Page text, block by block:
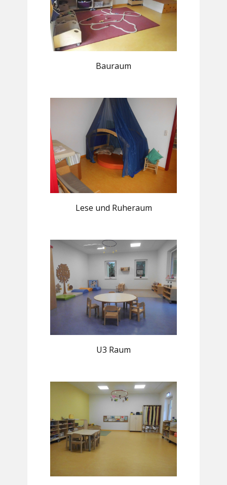
Bauraum
Lese und Ruheraum
U3 Raum